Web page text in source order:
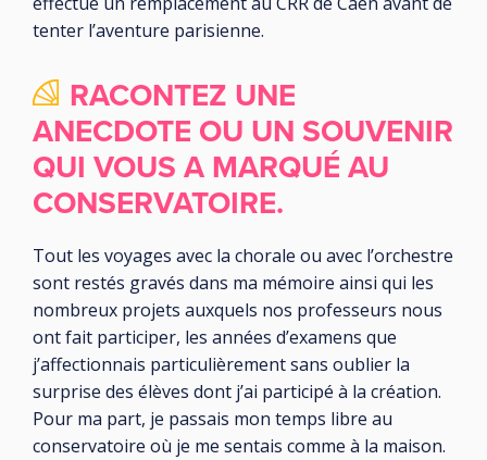
tenter l’aventure parisienne.
RACONTEZ UNE
ANECDOTE OU UN SOUVENIR
QUI VOUS A MARQUÉ AU
CONSERVATOIRE.
Tout les voyages avec la chorale ou avec l’orchestre
sont restés gravés dans ma mémoire ainsi qui les
nombreux projets auxquels nos professeurs nous
ont fait participer, les années d’examens que
j’affectionnais particulièrement sans oublier la
surprise des élèves dont j’ai participé à la création.
Pour ma part, je passais mon temps libre au
conservatoire où je me sentais comme à la maison.